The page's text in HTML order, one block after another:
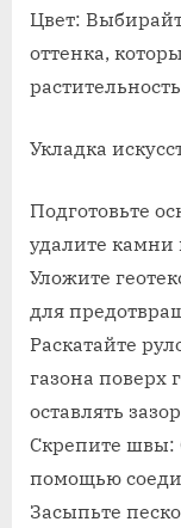
Цвет:
оттенка,
Укладка
Подготовьте
удалите камни
Уложите
для
Раскатайте
газона поверх
оставлять
Скрепите швы:
помощью
Засыпьте